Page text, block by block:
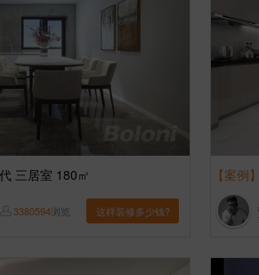
三居室 180㎡
3380594浏览 这样装修多少钱?
【案例